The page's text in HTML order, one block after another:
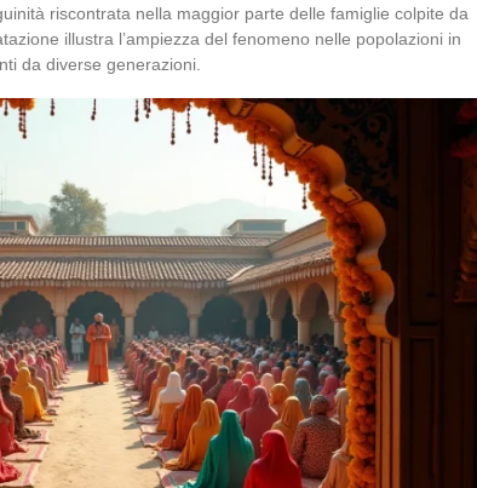
riscontrata nella maggior parte delle famiglie colpite da
illustra l’ampiezza del fenomeno nelle popolazioni in
da diverse generazioni.